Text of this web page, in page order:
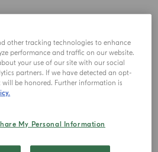
other tracking technologies to enhance
performance and traffic on our website.
your use of our site with our social
partners. If we have detected an opt-
be honored. Further information is
My Personal Information